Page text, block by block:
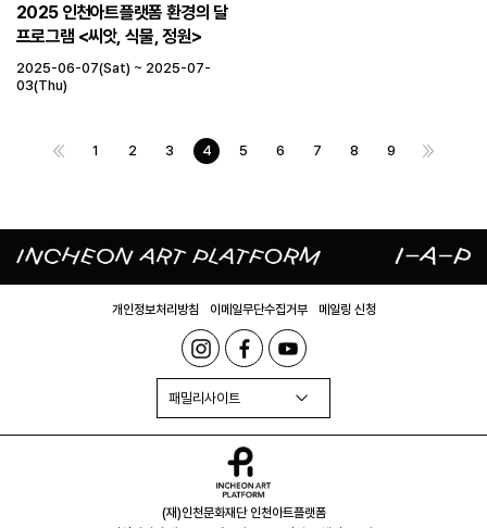
2025 인천아트플랫폼 환경의 달
프로그램 <씨앗, 식물, 정원>
2025-06-07(Sat) ~ 2025-07-
03(Thu)
1 2 3 4 5 6 7 8 9
개인정보처리방침 이메일무단수집거부 메일링 신청
패밀리사이트
(재)인천문화재단 인천아트플랫폼